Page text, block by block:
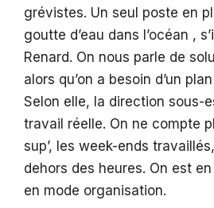
grévistes. Un seul poste en
goutte d’eau dans l’océan ,
Renard. On nous parle de
alors qu’on a besoin d’un
Selon elle, la direction sous-
travail réelle. On ne compte
sup’, les week-ends
dehors des heures. On est
en mode organisation.